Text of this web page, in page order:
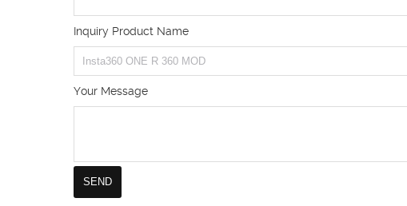
Inquiry Product Name
Your Message